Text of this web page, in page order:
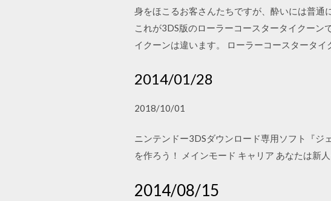
身をほこるお客さんたちですが、酔いには普
これが3DS版のローラーコースタータイクーン
イクーンは違います。 ローラーコースタータ
2014/01/28
2018/10/01
ニンテンドー3DSダウンロード専用ソフト『
を作ろう！ メインモード キャリア あなたは新
2014/08/15